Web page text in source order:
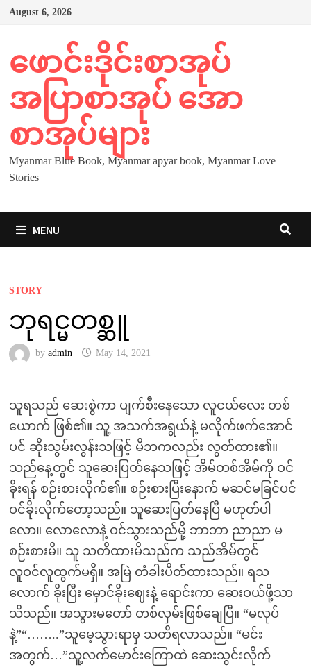
Skip
August 6, 2026
ဖောင်းဒိုင်းစာအုပ်
အပြာစာအုပ် အော
စာအုပ်များ
Myanmar Blue Book, Myanmar apyar book, Myanmar Love
Stories
MENU
STORY
ဘုရင္မတစ္ဆူ
by admin May 14, 2021
သူရသည် ဆေးစွဲကာ ပျက်စီးနေသော လူငယ်လေး တစ်
ယောက် ဖြစ်၏။ သူ့ အသက်အရွယ်နဲ့ မလိုက်ဖက်အောင်
ပင် ဆိုးသွမ်းလွန်းသဖြင့် မိဘကလည်း လွတ်ထား၏။
သည်နေ့တွင် သူဆေးပြတ်နေသဖြင့် အိမ်တစ်အိမ်ကို ဝင်
ခိုးရန် စဉ်းစားလိုက်၏။ စဉ်းစားပြီးနောက် မဆင်မခြင်ပင်
ဝင်ခိုးလိုက်တော့သည်။ သူဆေးပြတ်နေပြီ မဟုတ်ပါ
လော။ လောလောနဲ့ ဝင်သွားသည်မို့ ဘာဘာ ညာညာ မ
စဉ်းစားမိ။ သူ သတိထားမိသည်က သည်အိမ်တွင်
လူဝင်လူထွက်မရှိ။ အမြဲ တံခါးပိတ်ထားသည်။ ရသ
လောက် ခိုးပြီး မှောင်ခိုးဈေးနဲ့ ရောင်းကာ ဆေးဝယ်ဖို့သာ
သိသည်။ အသွားမတော် တစ်လှမ်းဖြစ်ချေပြီ။ “မလုပ်
နဲ့”“……..”သူမေ့သွားရာမှ သတိရလာသည်။ “မင်း
အတွက်…”သူ့လက်မောင်းကြောထဲ ဆေးသွင်းလိုက်